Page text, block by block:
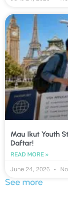
Mau Ikut Youth
Daftar!
READ MORE »
June 24, 2026
See more